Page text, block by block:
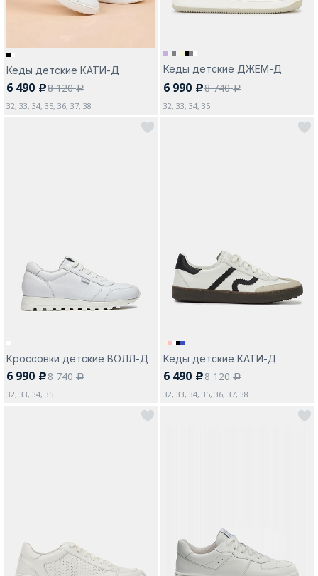
Кеды детские КАТИ-Д
6 490 c8 120a
32, 33, 34, 35, 36, 37, 38
Кеды детские ДЖЕМ-Д
6 990 c8 740a
32, 33, 34, 35
Кроссовки детские ВОЛЛ-Д
6 990 c8 740a
32, 33, 34, 35
Кеды детские КАТИ-Д
6 490 c8 120a
32, 33, 34, 35, 36, 37, 38